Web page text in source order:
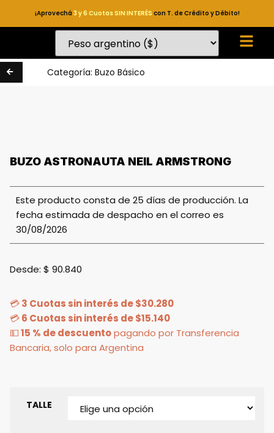
¡Aprovechá3 y 6 Cuotas SIN INTERÉS con T. de Crédito y Débito!
Categoría:Buzo Básico
BUZO ASTRONAUTA NEIL ARMSTRONG
Este producto consta de 25 días de producción. La
fecha estimada de despacho en el correo es
30/08/2026
Desde: $ 90.840
💳3 Cuotas sin interés de $30.280
💳6 Cuotas sin interés de $15.140
💵15 % de descuentopagando por Transferencia
Bancaria, solo para Argentina
TALLE